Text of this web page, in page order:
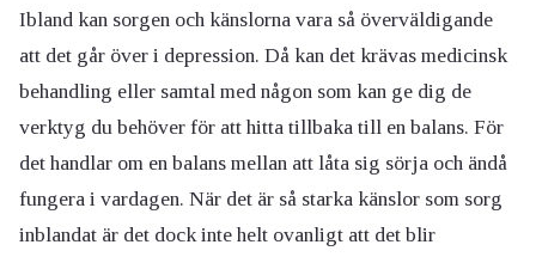
Ibland kan sorgen och känslorna vara så överväldigande
att det går över i depression. Då kan det krävas medicinsk
behandling eller samtal med någon som kan ge dig de
verktyg du behöver för att hitta tillbaka till en balans. För
det handlar om en balans mellan att låta sig sörja och ändå
fungera i vardagen. När det är så starka känslor som sorg
inblandat är det dock inte helt ovanligt att det blir